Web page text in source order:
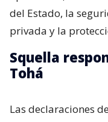
del Estado, la
privada y la
Squella
Tohá
Las declaraciones